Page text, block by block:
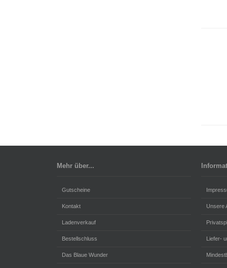
Mehr über...
Gutscheine
Kontakt
Ladenverkauf
Bestellschluss
Das Blaue Wunder
Unsere
Liefer-